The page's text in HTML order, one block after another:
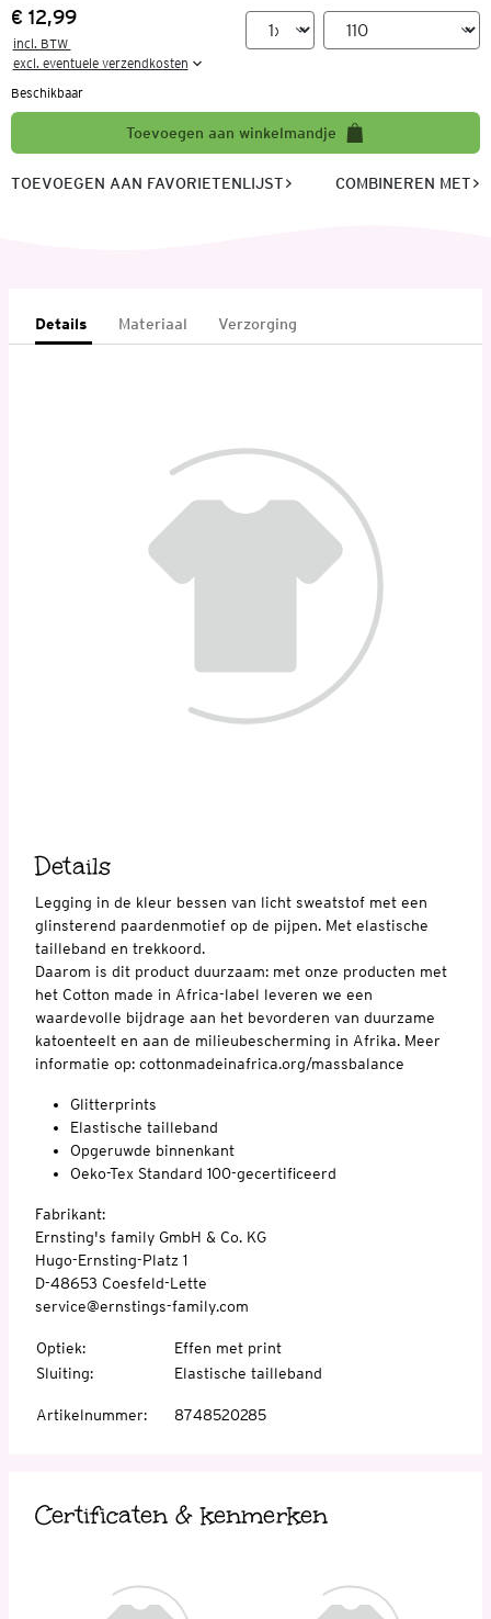
Prijs:
€ 12,99
incl. BTW
excl. eventuele verzendkosten
Beschikbaar
Toevoegen aan winkelmandje
TOEVOEGEN AAN FAVORIETENLIJST COMBINEREN MET
Details Materiaal Verzorging
Details
Legging in de kleur bessen van licht sweatstof met een
glinsterend paardenmotief op de pijpen. Met elastische
tailleband en trekkoord.
Daarom is dit product duurzaam: met onze producten met
het Cotton made in Africa-label leveren we een
waardevolle bijdrage aan het bevorderen van duurzame
katoenteelt en aan de milieubescherming in Afrika. Meer
informatie op: cottonmadeinafrica.org/massbalance
Glitterprints
Elastische tailleband
Opgeruwde binnenkant
Oeko-Tex Standard 100-gecertificeerd
Fabrikant:
Ernsting's family GmbH & Co. KG
Hugo-Ernsting-Platz 1
D-48653 Coesfeld-Lette
service@ernstings-family.com
Optiek:
Effen met print
Sluiting: Elastische tailleband
Artikelnummer: 8748520285
Certificaten & kenmerken